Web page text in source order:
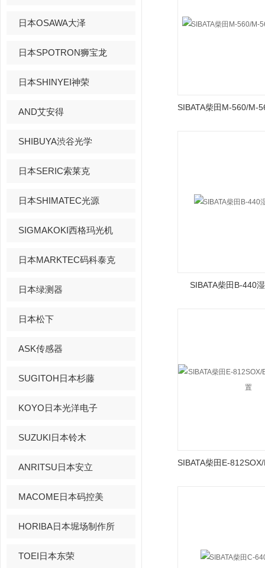
日本OSAWA大泽
日本SPOTRON狮宝龙
日本SHINYEI神荣
AND艾安得
SHIBUYA渋谷光学
日本SERIC索莱克
日本SHIMATEC光源
SIGMAKOKI西格玛光机
日本MARKTEC码科泰克
日本绿测器
日本松下
ASK传感器
SUGITOH日本杉藤
KOYO日本光洋电子
SUZUKI日本铃木
ANRITSU日本安立
MACOME日本码控美
HORIBA日本堀场制作所
TOEI日本东荣
SIBATA柴田B-440